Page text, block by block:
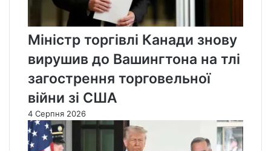
Міністр торгівлі Канади знову
вирушив до Вашингтона на тлі
загострення торговельної
війни зі США
4 Серпня 2026